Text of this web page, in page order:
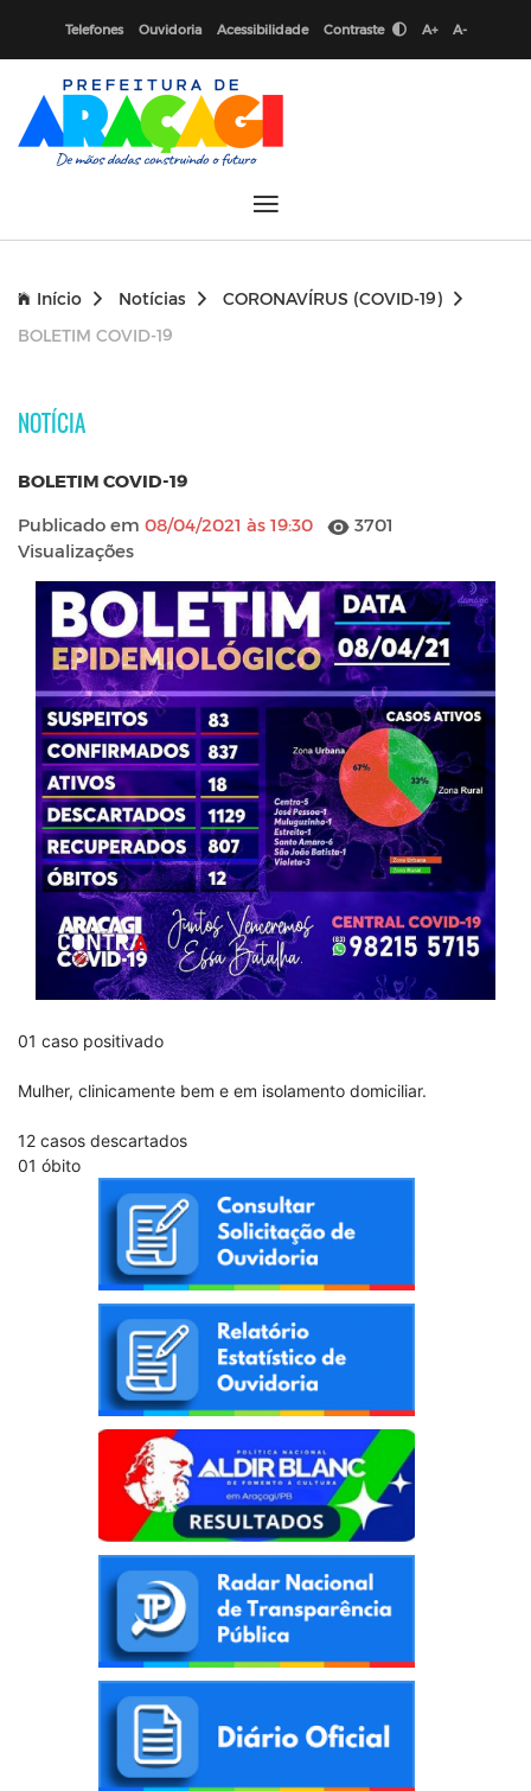
Telefones Ouvidoria Acessibilidade Contraste A+ A-
Início Notícias
CORONAVÍRUS (COVID-19)
BOLETIM COVID-19
NOTÍCIA
BOLETIM COVID-19
Publicado em 08/04/2021 às 19:30
3701
Visualizações
01 caso positivado
Mulher, clinicamente bem e em isolamento domiciliar.
12 casos descartados
01 óbito